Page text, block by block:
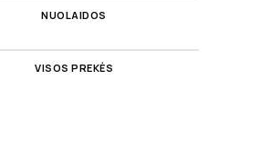
NUOLAIDOS
VISOS PREKĖS